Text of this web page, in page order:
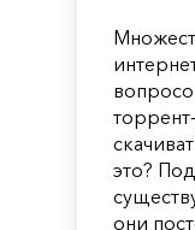
это?
они